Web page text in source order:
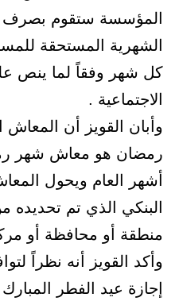
المؤسسة ستقوم بصرف
الشهرية المستحقة
كل شهر وفقاً لما ينص
الاجتماعية .
وأبان القويز أن
رمضان هو معاش شهر
أشهر العام ويحول
البنكي الذي تم
منطقة أو محافظة أو
وأكد القويز أنه نظراً
إجازة عيد الفطر